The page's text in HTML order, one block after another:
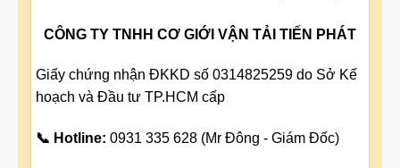
CÔNG TY TNHH CƠ GIỚI VẬN TẢI TIẾN PHÁT
Giấy chứng nhận ĐKKD số 0314825259 do Sở Kế
hoạch và Đầu tư TP.HCM cấp
📞 Hotline: 0931 335 628 (Mr Đông - Giám Đốc)